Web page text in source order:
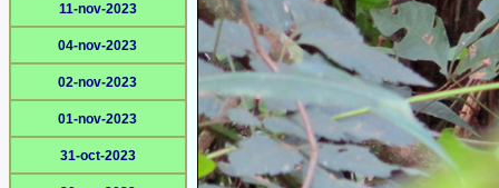
11-nov-2023
04-nov-2023
02-nov-2023
01-nov-2023
31-oct-2023